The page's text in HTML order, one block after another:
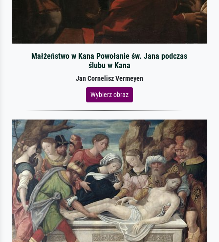
Małżeństwo w Kana Powołanie św. Jana podczas
ślubu w Kana
Jan Cornelisz Vermeyen
Wybierz obraz